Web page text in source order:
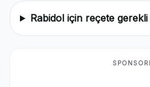
Rabidol için reçete gerekli